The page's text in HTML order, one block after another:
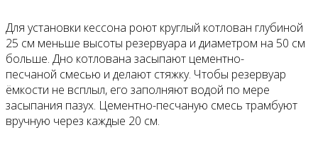
Для установки кессона роют круглый котлован глубиной
25 см меньше высоты резервуара и диаметром на 50 см
больше. Дно котлована засыпают цeмeнтнo-
пecчaнoй смесью и делают стяжку. Чтобы резервуар
ёмкости не всплыл, его заполняют водой по мере
засыпания пазух. Цeмeнтнo-пecчaную смесь трамбуют
вручную через каждые 20 см.